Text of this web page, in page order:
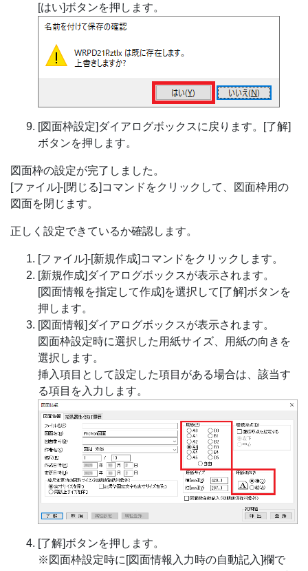
[はい]ボタンを押します。
[図面枠設定]ダイアログボックスに戻ります。[了解]
ボタンを押します。
図面枠の設定が完了しました。
[ファイル]-[閉じる]コマンドをクリックして、図面枠用の
図面を閉じます。
正しく設定できているか確認します。
[ファイル]-[新規作成]コマンドをクリックします。
[新規作成]ダイアログボックスが表示されます。
[図面情報を指定して作成]を選択して[了解]ボタンを
押します。
[図面情報]ダイアログボックスが表示されます。
図面枠設定時に選択した用紙サイズ、用紙の向きを
選択します。
挿入項目として設定した項目がある場合は、該当す
る項目を入力します。
[了解]ボタンを押します。
※図面枠設定時に[図面情報入力時の自動記入]欄で